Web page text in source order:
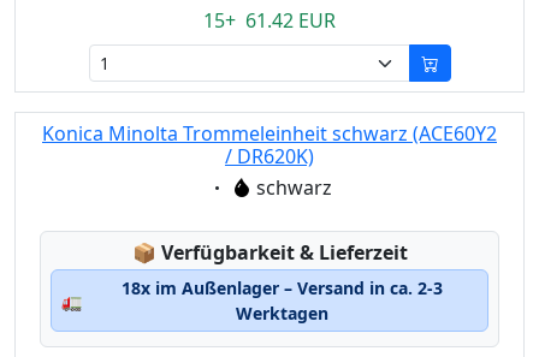
15+ 61.42 EUR
Konica Minolta Trommeleinheit schwarz (ACE60Y2
/ DR620K)
Eigenschaft:
schwarz
📦 Lagerstatus:
Verfügbarkeit & Lieferzeit
🚛
18x im Außenlager – Versand in ca. 2-3
Werktagen